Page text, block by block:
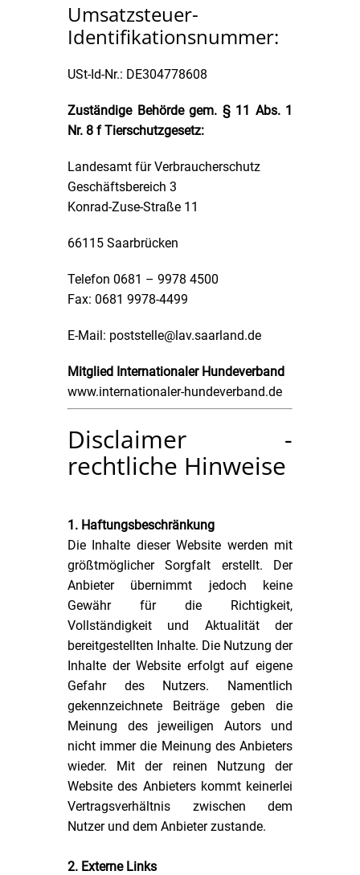
Umsatzsteuer-
Identifikationsnummer:
USt-Id-Nr.: DE304778608
Zuständige Behörde gem. § 11 Abs. 1
Nr. 8 f Tierschutzgesetz:
Landesamt für Verbraucherschutz
Geschäftsbereich 3
Konrad-Zuse-Straße 11
66115 Saarbrücken
Telefon 0681 – 9978 4500
Fax: 0681 9978-4499
E-Mail: poststelle@lav.saarland.de
Mitglied Internationaler Hundeverband
www.internationaler-hundeverband.de
Disclaimer -
rechtliche Hinweise
1. Haftungsbeschränkung
Die Inhalte dieser Website werden mit
größtmöglicher Sorgfalt erstellt. Der
Anbieter übernimmt jedoch keine
Gewähr für die Richtigkeit,
Vollständigkeit und Aktualität der
bereitgestellten Inhalte. Die Nutzung der
Inhalte der Website erfolgt auf eigene
Gefahr des Nutzers. Namentlich
gekennzeichnete Beiträge geben die
Meinung des jeweiligen Autors und
nicht immer die Meinung des Anbieters
wieder. Mit der reinen Nutzung der
Website des Anbieters kommt keinerlei
Vertragsverhältnis zwischen dem
Nutzer und dem Anbieter zustande.
2. Externe Links